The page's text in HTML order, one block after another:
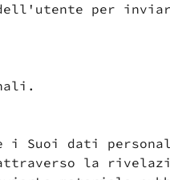
per
i Suoi dati
la